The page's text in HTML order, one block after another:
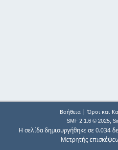
Βοήθεια| Όροι και
SMF 2.1.6 © 2025,
Η σελίδα δημιουργήθηκε σε 0.034
Μετρητής